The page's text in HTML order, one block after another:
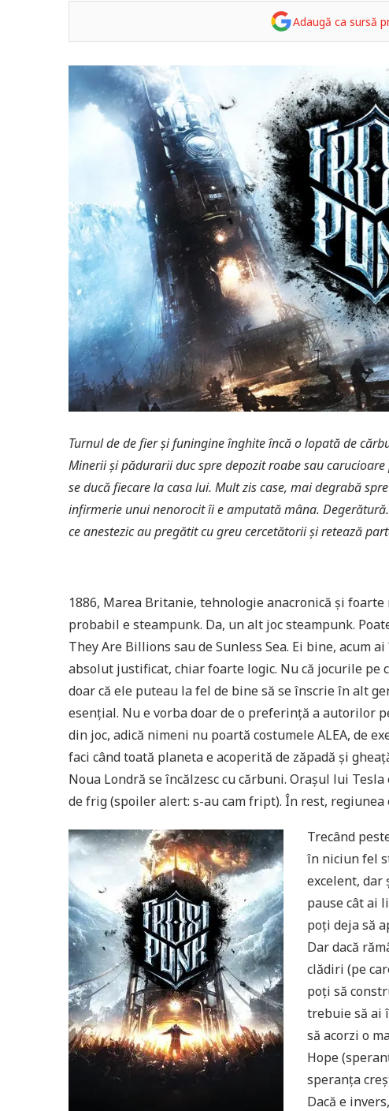
Adaugă ca sursă
Turnul de de fier și funingine înghite încă o lopată de
Minerii și pădurarii duc spre depozit roabe sau
se ducă fiecare la casa lui. Mult zis case, mai degrabă
infirmerie unui nenorocit îi e amputată mâna.
ce anestezic au pregătit cu greu cercetătorii și retează
1886, Marea Britanie, tehnologie anacronică și
probabil e steampunk. Da, un alt joc steampunk.
They Are Billions sau de Sunless Sea. Ei bine, acum
absolut justificat, chiar foarte logic. Nu că jocurile pe
doar că ele puteau la fel de bine să se înscrie în alt
esențial. Nu e vorba doar de o preferință a autorilor
din joc, adică nimeni nu poartă costumele ALEA, de
faci când toată planeta e acoperită de zăpadă și
Noua Londră se încălzesc cu cărbuni. Orașul lui
de frig (spoiler alert: s-au cam fript). În rest, regiunea
Trecând
în niciun fel
excelent, dar
pause cât ai
poți deja să
Dar dacă
clădiri (pe
poți să
trebuie să ai
să acorzi o
Hope
speranța
Dacă e